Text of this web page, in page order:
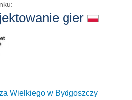
gier
Wielkiego w Bydgoszczy